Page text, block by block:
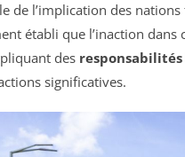
de l’implication des
établi que l’inaction
des responsabilités
significatives.